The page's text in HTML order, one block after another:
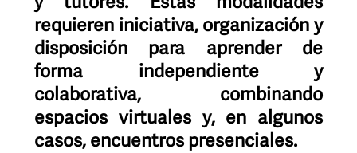
requieren iniciativa, organización y
disposición para aprender de
forma independiente y
colaborativa, combinando
espacios virtuales y, en algunos
casos, encuentros presenciales.